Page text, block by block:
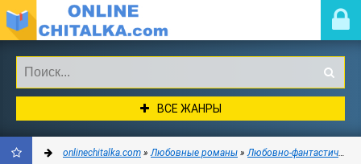
ВСЕ ЖАНРЫ
onlinechitalka.com »Любовные романы »Любовно-фантастические романы